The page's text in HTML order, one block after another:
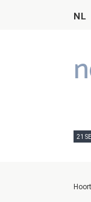
NL
21